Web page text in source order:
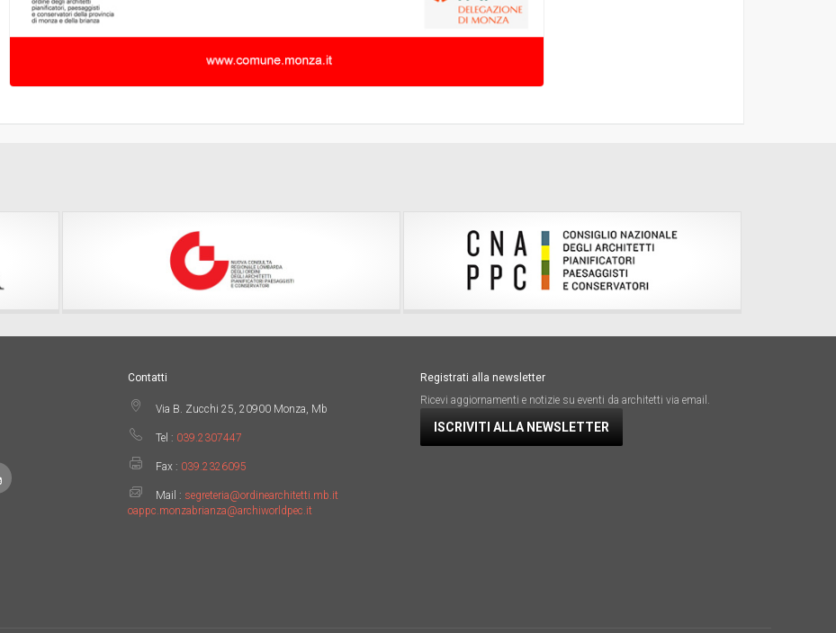
Contatti
Via B. Zucchi 25, 20900 Monza, Mb
Tel : 039.2307447
Fax : 039.2326095
Mail : segreteria@ordinearchitetti.mb.it
oappc.monzabrianza@archiworldpec.it
Registrati alla newsletter
Ricevi aggiornamenti e notizie su eventi da architetti via email.
ISCRIVITI ALLA NEWSLETTER